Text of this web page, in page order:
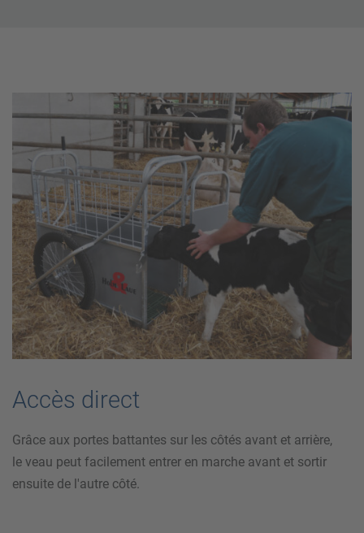
Accès direct
Grâce aux portes battantes sur les côtés avant et arrière,
le veau peut facilement entrer en marche avant et sortir
ensuite de l'autre côté.